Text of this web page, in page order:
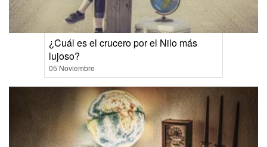
¿Cuál es el crucero por el Nilo más
lujoso?
05 Noviembre